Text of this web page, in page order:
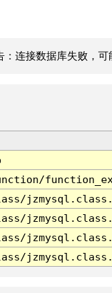
：连接数据库失败，